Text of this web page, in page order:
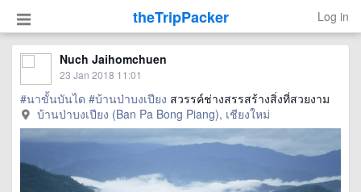
theTripPacker Log in
Nuch Jaihomchuen
23 Jan 2018 11:01
#นาขั้นบันได #บ้านป่าบงเปียง สวรรค์ช่างสรรสร้างสิ่งที่สวยงาม
บ้านป่าบงเปียง (Ban Pa Bong Piang), เชียงใหม่